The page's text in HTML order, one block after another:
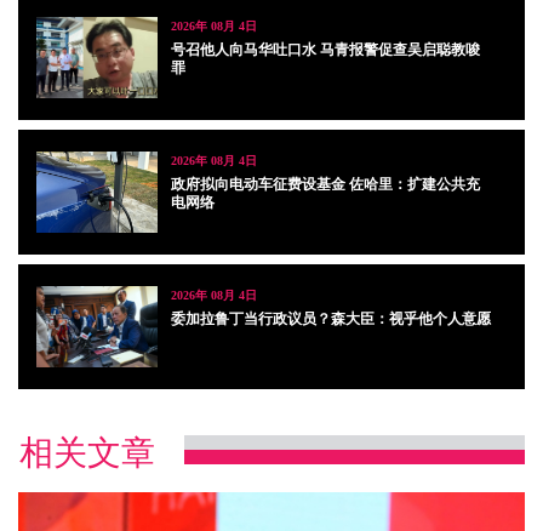
2026年 08月 4日
号召他人向马华吐口水 马青报警促查吴启聪教唆
罪
2026年 08月 4日
政府拟向电动车征费设基金 佐哈里：扩建公共充
电网络
2026年 08月 4日
委加拉鲁丁当行政议员？森大臣：视乎他个人意愿
相关文章